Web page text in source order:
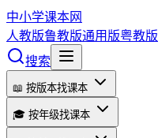
中小学课本网
人教版鲁教版通用版粤教版
搜索
📖 按版本找课本
🎓 按年级找课本